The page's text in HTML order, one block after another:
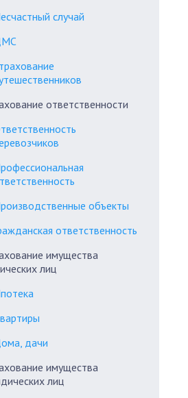
случай
ответственности
объекты
ответственность
имущества
лиц
дачи
имущества
лиц